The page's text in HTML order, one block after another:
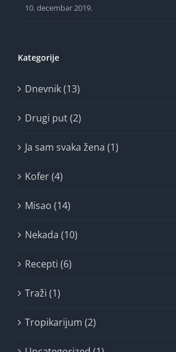
10. decembar 2019.
Kategorije
Dnevnik (13)
Drugi put (2)
Ja sam svaka žena (1)
Kofer (4)
Misao (14)
Nekada (10)
Recepti (6)
Traži (1)
Tropikarijum (2)